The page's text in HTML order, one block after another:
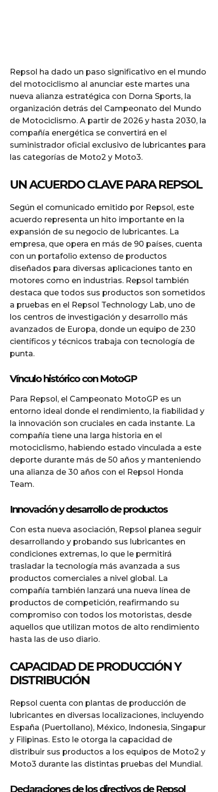
Repsol ha dado un paso significativo en el mundo
del motociclismo al anunciar este martes una
nueva alianza estratégica con Dorna Sports, la
organización detrás del Campeonato del Mundo
de Motociclismo. A partir de 2026 y hasta 2030, la
compañía energética se convertirá en el
suministrador oficial exclusivo de lubricantes para
las categorías de Moto2 y Moto3.
UN ACUERDO CLAVE PARA REPSOL
Según el comunicado emitido por Repsol, este
acuerdo representa un hito importante en la
expansión de su negocio de lubricantes. La
empresa, que opera en más de 90 países, cuenta
con un portafolio extenso de productos
diseñados para diversas aplicaciones tanto en
motores como en industrias. Repsol también
destaca que todos sus productos son sometidos
a pruebas en el Repsol Technology Lab, uno de
los centros de investigación y desarrollo más
avanzados de Europa, donde un equipo de 230
científicos y técnicos trabaja con tecnología de
punta.
Vínculo histórico con MotoGP
Para Repsol, el Campeonato MotoGP es un
entorno ideal donde el rendimiento, la fiabilidad y
la innovación son cruciales en cada instante. La
compañía tiene una larga historia en el
motociclismo, habiendo estado vinculada a este
deporte durante más de 50 años y manteniendo
una alianza de 30 años con el Repsol Honda
Team.
Innovación y desarrollo de productos
Con esta nueva asociación, Repsol planea seguir
desarrollando y probando sus lubricantes en
condiciones extremas, lo que le permitirá
trasladar la tecnología más avanzada a sus
productos comerciales a nivel global. La
compañía también lanzará una nueva línea de
productos de competición, reafirmando su
compromiso con todos los motoristas, desde
aquellos que utilizan motos de alto rendimiento
hasta las de uso diario.
CAPACIDAD DE PRODUCCIÓN Y
DISTRIBUCIÓN
Repsol cuenta con plantas de producción de
lubricantes en diversas localizaciones, incluyendo
España (Puertollano), México, Indonesia, Singapur
y Filipinas. Esto le otorga la capacidad de
distribuir sus productos a los equipos de Moto2 y
Moto3 durante las distintas pruebas del Mundial.
Declaraciones de los directivos de Repsol